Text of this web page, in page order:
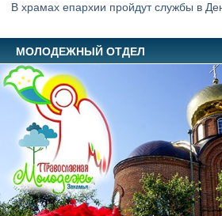
В храмах епархии пройдут службы в
МОЛОДЕЖНЫЙ ОТДЕЛ